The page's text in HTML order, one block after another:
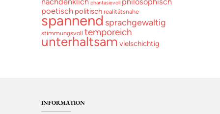
phantasievoll
poetisch politisch realitätsnahe
spannend sprachgewaltig
stimmungsvoll temporeich
unterhaltsam vielschichtig
INFORMATION